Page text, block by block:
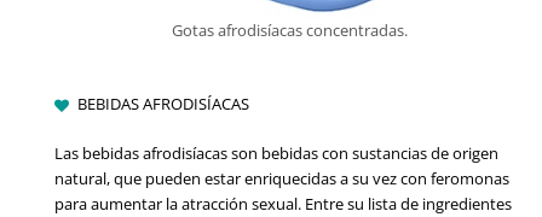
Gotas afrodisíacas concentradas.
BEBIDAS AFRODISÍACAS
Las bebidas afrodisíacas son bebidas con sustancias de origen
natural, que pueden estar enriquecidas a su vez con feromonas
para aumentar la atracción sexual. Entre su lista de ingredientes